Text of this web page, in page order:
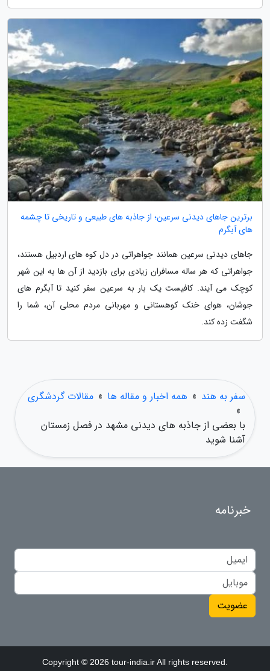
برترین جاهای دیدنی سرعین؛ از جاذبه های طبیعی و تاریخی تا چشمه
های آبگرم
جاهای دیدنی سرعین همانند جواهراتی در دل کوه های اردبیل هستند،
جواهراتی که هر ساله مسافران زیادی برای بازدید از آن ها به این شهر
کوچک می آیند. کافیست یک بار به سرعین سفر کنید تا آبگرم های
جوشان، هوای خنک کوهستانی و مهربانی مردم محلی آن، شما را
شگفت زده کند.
سفر به هند » همه اخبار و مقاله ها » مقالات گردشگری
»
با بعضی از جاذبه های دیدنی مشهد در فصل زمستان
آشنا شوید
خبرنامه
عضویت
Copyright © 2026 tour-india.ir All rights reserved.